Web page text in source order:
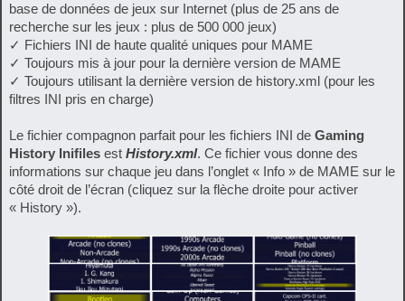
base de données de jeux sur Internet (plus de 25 ans de
recherche sur les jeux : plus de 500 000 jeux)
✓ Fichiers INI de haute qualité uniques pour MAME
✓ Toujours mis à jour pour la dernière version de MAME
✓ Toujours utilisant la dernière version de history.xml (pour les
filtres INI pris en charge)
Le fichier compagnon parfait pour les fichiers INI de Gaming
History Inifiles est History.xml. Ce fichier vous donne des
informations sur chaque jeu dans l’onglet « Info » de MAME sur le
côté droit de l’écran (cliquez sur la flèche droite pour activer
« History »).